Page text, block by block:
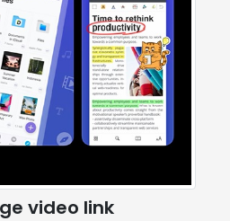
video link